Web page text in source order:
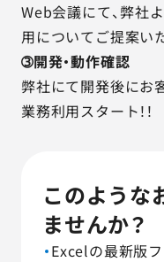
Web会議にて、弊社
用についてご提案い
➂開発・動作確認
弊社にて開発後にお
業務利用スタート！！
このような
ませんか？
Excelの最新版